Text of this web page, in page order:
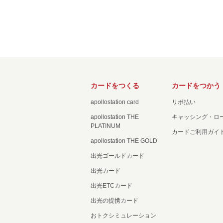
カードをつくる
apollostation card
apollostation THE
PLATINUM
apollostation THE GOLD
出光ゴールドカード
出光カード
出光ETCカード
出光の提携カード
おトクシミュレーション
カードをつかう
リボ払い
キャッシング・ロ
カードご利用ガイ